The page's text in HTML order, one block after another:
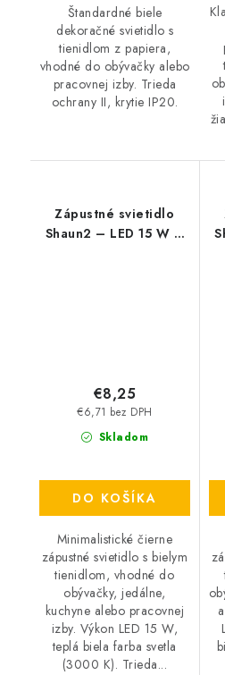
Štandardné biele
dekoračné svietidlo s
tienidlom z papiera,
vhodné do obývačky alebo
pracovnej izby. Trieda
ochrany II, krytie IP20.
Zápustné svietidlo
Shaun2 – LED 15 W –
Skladom
€6,71 bez DPH
€8,25
DO KOŠÍKA
Minimalistické čierne
zápustné svietidlo s bielym
tienidlom, vhodné do
obývačky, jedálne,
kuchyne alebo pracovnej
izby. Výkon LED 15 W,
teplá biela farba svetla
(3000 K). Trieda...